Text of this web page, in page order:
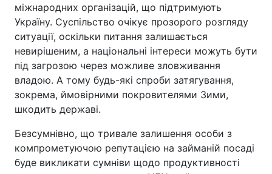
міжнародних організацій, що підтримують
Україну. Суспільство очікує прозорого розгляду
ситуації, оскільки питання залишається
невирішеним, а національні інтереси можуть бути
під загрозою через можливе зловживання
владою. А тому будь-які спроби затягування,
зокрема, ймовірними покровителями Зими,
шкодить державі.
Безсумнівно, що тривале залишення особи з
компрометуючою репутацією на займаній посаді
буде викликати сумніви щодо продуктивності